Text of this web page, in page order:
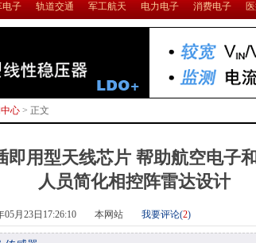
电子 轨道交通 军工航天 电力电子 消费电子
心 > 正文
即用型天线芯片 帮助航空电子
人员简化相控阵雷达设计
05月23日17:26:10 本网站 我要评论(2)